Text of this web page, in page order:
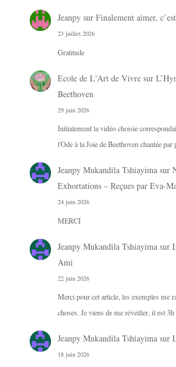
Jeanpysur Finalement aimer,
23 juillet 2026
Gratitude
Ecole de L'Art de Vivresur
Beethoven
29 juin 2026
Initialement la vidéo choisie
l'Ode à la Joie de Beethoven chantée
Jeanpy Mukandila Tshiayimasur
Exhortations – Reçues par Eva-
24 juin 2026
MERCI
Jeanpy Mukandila Tshiayimasur
Ami
22 juin 2026
Merci pour cet article, les exemples me
choses. Je viens de me réveiller, il est
Jeanpy Mukandila Tshiayimasur
18 juin 2026